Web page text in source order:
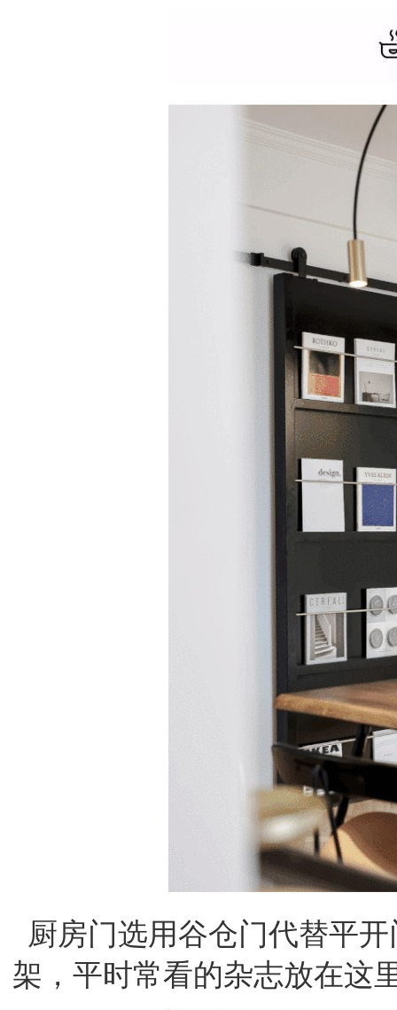
厨房门选用谷仓门代替平
架，平时常看的杂志放在这